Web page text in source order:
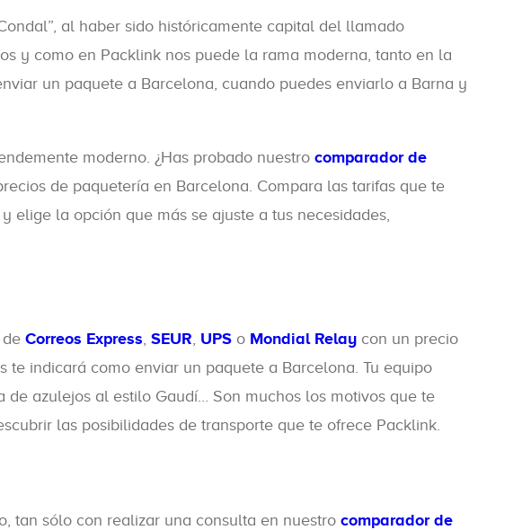
al haber sido históricamente capital del llamado
y como en Packlink nos puede la rama moderna, tanto en la
un paquete a Barcelona, cuando puedes enviarlo a Barna y
moderno. ¿Has probado nuestro comparador de
de paquetería en Barcelona. Compara las tarifas que te
elige la opción que más se ajuste a tus necesidades,
Correos Express, SEUR, UPS o Mondial Relay con un precio
te indicará como enviar un paquete a Barcelona. Tu equipo
azulejos al estilo Gaudí… Son muchos los motivos que te
las posibilidades de transporte que te ofrece Packlink.
tan sólo con realizar una consulta en nuestro comparador de